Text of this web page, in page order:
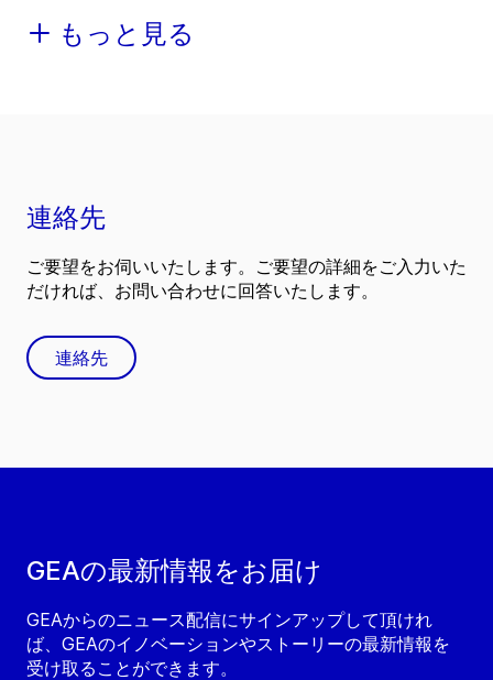
もっと見る
GEAの最新情報をお届け
GEAからのニュース配信にサインアップして頂けれ
ば、GEAのイノベーションやストーリーの最新情報を
受け取ることができます。
連絡先
ご要望をお伺いいたします。ご要望の詳細をご入力いた
だければ、お問い合わせに回答いたします。
連絡先